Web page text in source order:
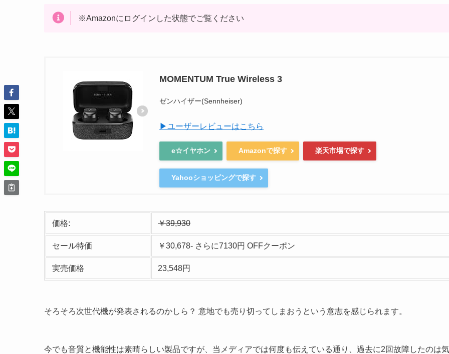
※Amazonにログインした状態でご覧ください
MOMENTUM True Wireless 3
ゼンハイザー(Sennheiser)
▶ユーザーレビューはこちら
e☆イヤホン Amazonで探す 楽天市場で探す
Yahooショッピングで探す
価格: ￥39,930
セール特価 ￥30,678- さらに7130円 OFFクーポン
実売価格 23,548円
そろそろ次世代機が発表されるのかしら？ 意地でも売り切ってしまおうという意志を感じられます。
今でも音質と機能性は素晴らしい製品ですが、当メディアでは何度も伝えている通り、過去に2回故障したのは気